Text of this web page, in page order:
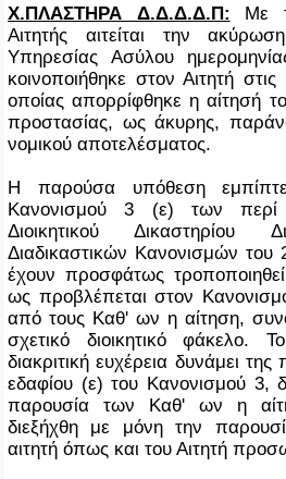
Χ.ΠΛΑΣΤΗΡΑ Δ.Δ.Δ.Δ.Π:
Με
Αιτητής αιτείται την
Υπηρεσίας Ασύλου
κοινοποιήθηκε στον Αιτητή
οποίας απορρίφθηκε η αίτησή
προστασίας, ως άκυρης,
νομικού αποτελέσματος.
Η παρούσα υπόθεση
Κανονισμού 3 (ε) των περί
Διοικητικού Δικαστηρίου
Διαδικαστικών Κανονισμών του
έχουν προσφάτως
ως προβλέπεται στον
από τους Καθ' ων η αίτηση,
σχετικό διοικητικό φάκελο.
διακριτική ευχέρεια δυνάμει
εδαφίου (ε) του Κανονισμού 3,
παρουσία των Καθ' ων η
διεξήχθη με μόνη την
αιτητή όπως και του Αιτητή